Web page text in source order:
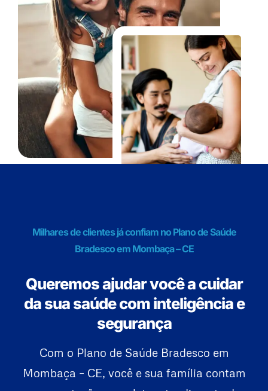
Milhares de clientes já confiam no Plano de Saúde
Bradesco em Mombaça – CE
Queremos ajudar você a cuidar
da sua saúde com inteligência e
segurança
Com o Plano de Saúde Bradesco em
Mombaça – CE, você e sua família contam